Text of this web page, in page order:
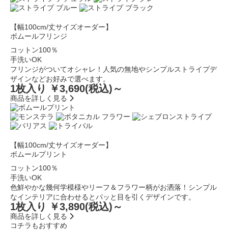
【幅100cm/丈サイズオーダー】
ボムールフリンジ
コットン100％
手洗いOK
フリンジがついてオシャレ！人気の無地やシンプルストライプデ
ザインなどお好みで選べます。
1枚入り ￥3,690(税込)～
商品を詳しく見る
【幅100cm/丈サイズオーダー】
ボムールプリント
コットン100％
手洗いOK
色鮮やかな幾何学模様やリーフ＆フラワー柄がお洒落！シンプル
なインテリアに合わせるとパッと目を引くデザインです。
1枚入り ￥3,890(税込)～
商品を詳しく見る
コチラもおすすめ